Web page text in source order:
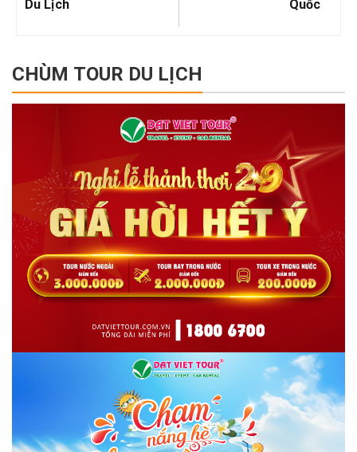
Du Lịch Quốc
CHÙM TOUR DU LỊCH